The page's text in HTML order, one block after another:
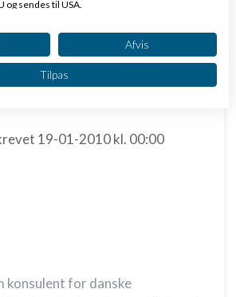
19-01-2010kl. 00:00
konsulent for danske
og sendes til USA.
leverandører)
formål:
oplysninger på en
oplysninger til at vælge
tilpasset annoncering
at tilpasse indhold
Afvis
Tilpas